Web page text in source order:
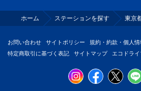
ホーム ステーションを探す 東京
お問い合わせ サイトポリシー
規約・約款・個人
特定商取引に基づく表記
サイトマップ エコドラ